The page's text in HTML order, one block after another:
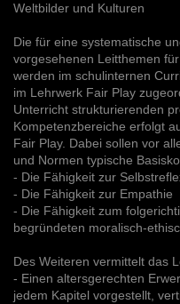
Weltbilder und Kulturen
Die für eine systematische
vorgesehenen Leitthemen
werden im schulinternen
im Lehrwerk Fair Play
Unterricht strukturierenden
Kompetenzbereiche erfolgt
Fair Play. Dabei sollen vor
und Normen typische
- Die Fähigkeit zur
- Die Fähigkeit zur Empathie
- Die Fähigkeit zum
begründeten moralisch-
Des Weiteren vermittelt das
- Einen altersgerechten
jedem Kapitel vorgestellt,